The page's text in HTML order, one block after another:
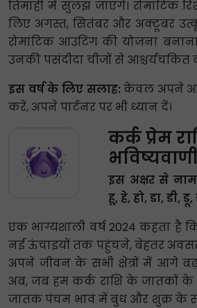
तिमाही में सुलझ जाएंगे। रोमांटिक
लिए अगस्त, सितंबर और अक्टूबर
रोमांटिक आउटिंग की योजना
उनकी पसंदीदा चीजों से आश्चर्यचकित
इस वर्ष के लिए सलाह: केवल अपने
करें, अपने पार्टनर पर भी ध्यान दें।
कर्क प्रेम
इस अक्षर से
हू, हे, हो, डा, डी, डू,
एक भाग्यशाली वर्ष 2024 कहता है
नई ऊंचाइयों तक पहुंचने, बेहतर
अपने जीवन के सभी क्षेत्रों में आगे
अब, जब हम कर्क राशि के जातकों के
जातक पंचम भाव में बुध और शुक्र के